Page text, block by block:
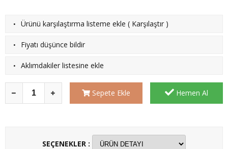
· Ürünü karşılaştırma listeme ekle ( Karşılaştır )
· Fiyatı düşünce bildir
· Aklımdakiler listesine ekle
Sepete Ekle Hemen Al
SEÇENEKLER :